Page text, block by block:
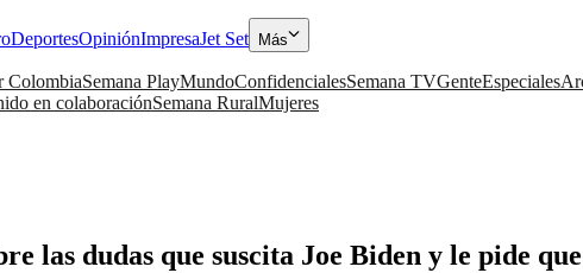
DeportesOpiniónImpresaJet Set Más
ColombiaSemana PlayMundoConfidencialesSemana TVGenteEspeciales
en colaboraciónSemana RuralMujeres
las dudas que suscita Joe Biden y le pide